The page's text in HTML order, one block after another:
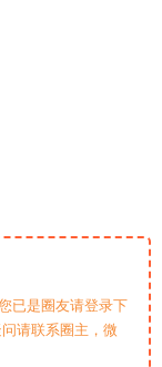
已是圈友请登录下
请联系圈主，微